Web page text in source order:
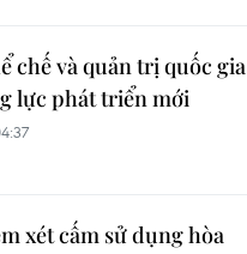
chế và quản trị quốc gia
lực phát triển mới
xét cấm sử dụng hòa